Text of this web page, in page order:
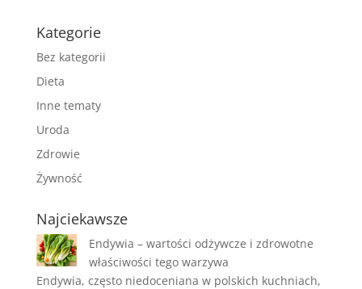
Kategorie
Bez kategorii
Dieta
Inne tematy
Uroda
Zdrowie
Żywność
Najciekawsze
Endywia – wartości odżywcze i zdrowotne
właściwości tego warzywa
Endywia, często niedoceniana w polskich kuchniach,